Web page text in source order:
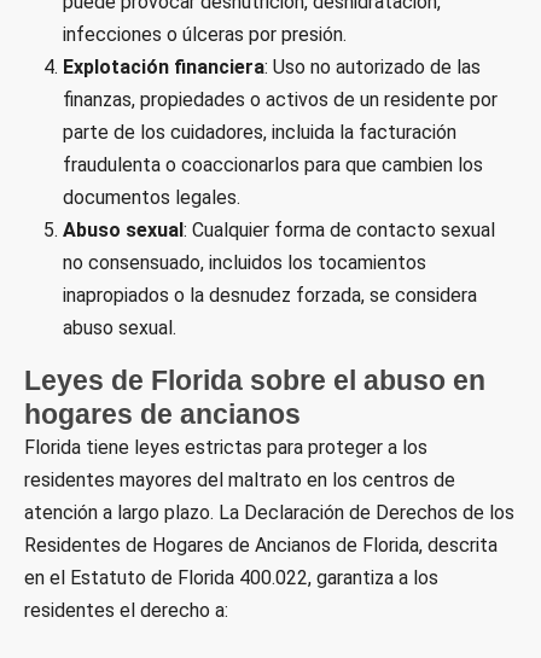
infecciones o úlceras por presión.
Explotación financiera: Uso no autorizado de las
finanzas, propiedades o activos de un residente por
parte de los cuidadores, incluida la facturación
fraudulenta o coaccionarlos para que cambien los
documentos legales.
Abuso sexual: Cualquier forma de contacto sexual
no consensuado, incluidos los tocamientos
inapropiados o la desnudez forzada, se considera
abuso sexual.
Leyes de Florida sobre el abuso en
hogares de ancianos
Florida tiene leyes estrictas para proteger a los
residentes mayores del maltrato en los centros de
atención a largo plazo. La Declaración de Derechos de los
Residentes de Hogares de Ancianos de Florida, descrita
en el Estatuto de Florida 400.022, garantiza a los
residentes el derecho a: